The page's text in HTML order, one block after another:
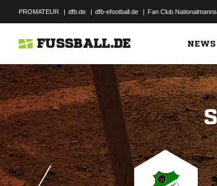
PROMATEUR | dfb.de | dfb-efootball.de | Fan Club
FUSSBALL.DE NEWS